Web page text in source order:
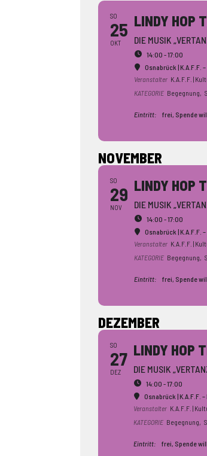
SO
25
OKT
LINDY HOP
DIE MUSIK
14:00 - 17:00
Osnabrück | K.A.F.F.
Veranstalter K.A.F.F. |
KATEGORIE Begegnung,
Eintritt: frei, Spende
NOVEMBER
SO
29
NOV
LINDY HOP
DIE MUSIK
14:00 - 17:00
Osnabrück | K.A.F.F.
Veranstalter K.A.F.F. |
KATEGORIE Begegnung,
Eintritt: frei, Spende
DEZEMBER
SO
27
DEZ
LINDY HOP
DIE MUSIK
14:00 - 17:00
Osnabrück | K.A.F.F.
Veranstalter K.A.F.F. |
KATEGORIE Begegnung,
Eintritt: frei, Spende